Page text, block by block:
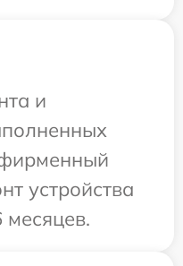
и
устройства